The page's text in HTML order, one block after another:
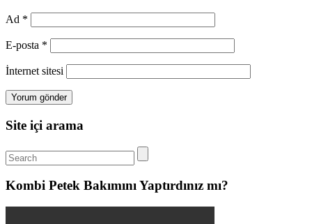
Ad *
E-posta *
İnternet sitesi
Site içi arama
Kombi Petek Bakımını Yaptırdınız mı?